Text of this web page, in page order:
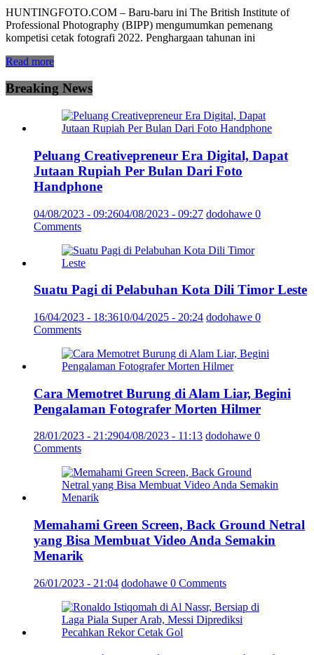
HUNTINGFOTO.COM – Baru-baru ini The British Institute of
Professional Photography (BIPP) mengumumkan pemenang
kompetisi cetak fotografi 2022. Penghargaan tahunan ini
Read more
Breaking News
Peluang Creativepreneur Era Digital, Dapat
Jutaan Rupiah Per Bulan Dari Foto
Handphone
04/08/2023 - 09:2604/08/2023 - 09:27 dodohawe 0
Comments
Suatu Pagi di Pelabuhan Kota Dili Timor Leste
16/04/2023 - 18:3610/04/2025 - 20:24 dodohawe 0
Comments
Cara Memotret Burung di Alam Liar, Begini
Pengalaman Fotografer Morten Hilmer
28/01/2023 - 21:2904/08/2023 - 11:13 dodohawe 0
Comments
Memahami Green Screen, Back Ground Netral
yang Bisa Membuat Video Anda Semakin
Menarik
26/01/2023 - 21:04 dodohawe 0 Comments